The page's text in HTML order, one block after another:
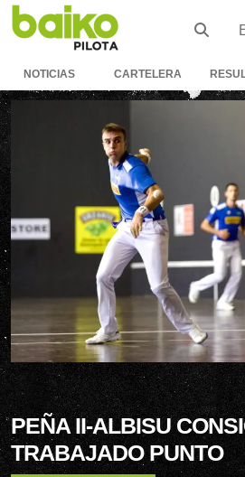
NOTICIAS CARTELERA
PEÑA II-ALBISU
TRABAJADO PUNTO